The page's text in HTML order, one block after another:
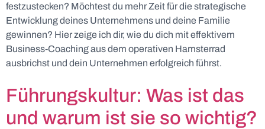
festzustecken? Möchtest du mehr Zeit für die strategische
Entwicklung deines Unternehmens und deine Familie
gewinnen? Hier zeige ich dir, wie du dich mit effektivem
Business-Coaching aus dem operativen Hamsterrad
ausbrichst und dein Unternehmen erfolgreich führst.
Führungskultur: Was ist das
und warum ist sie so wichtig?